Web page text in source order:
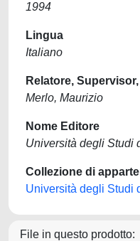
1994
Lingua
Italiano
Relatore,
Merlo, Maurizio
Nome Editore
Università degli Studi
Collezione di
Università degli Studi
File in questo prodotto: